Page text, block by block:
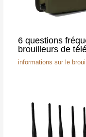
6 questions
brouilleurs de
informations sur le